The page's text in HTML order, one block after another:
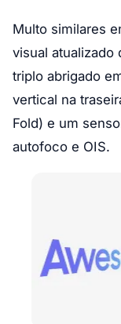
Multo similares
visual
triplo abrigado
vertical na
Fold) e um
autofoco e OIS.